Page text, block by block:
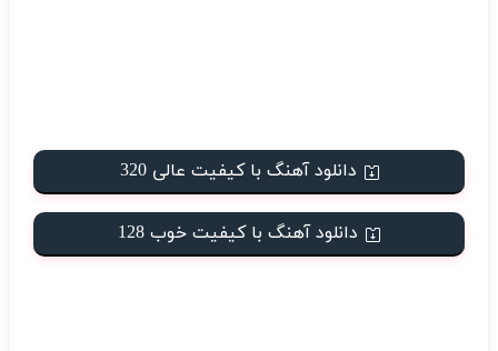
دانلود آهنگ با کیفیت عالی 320
دانلود آهنگ با کیفیت خوب 128